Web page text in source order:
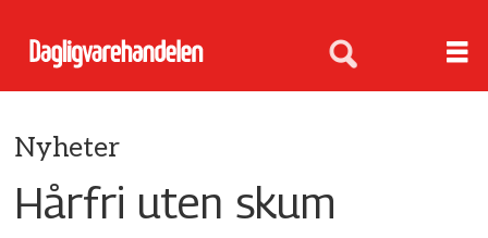
Nyheter
Hårfri uten skum